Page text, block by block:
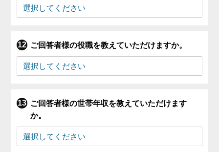
ご回答者様の役職を教えていただけますか。
ご回答者様の世帯年収を教えていただけます
か。